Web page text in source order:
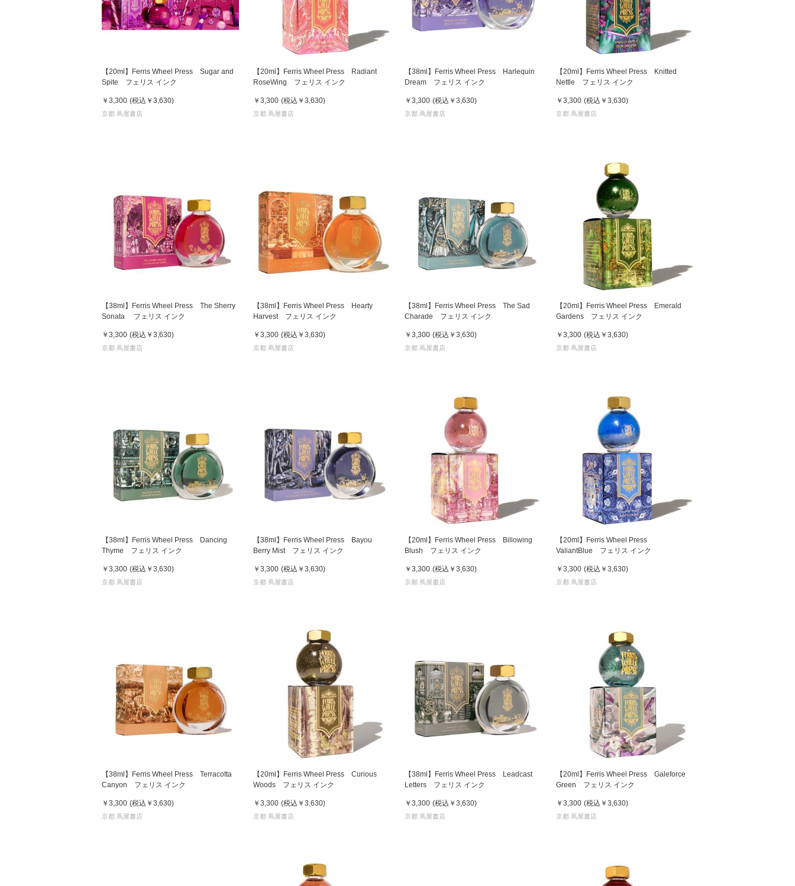
【20ml】Ferris Wheel Press Sugar and
Spite フェリス インク
￥3,300 (税込 ￥3,630)
京都 蔦屋書店
【20ml】Ferris Wheel Press Radiant
RoseWing フェリス インク
￥3,300 (税込 ￥3,630)
京都 蔦屋書店
【38ml】Ferris Wheel Press Harlequin
Dream フェリス インク
￥3,300 (税込 ￥3,630)
京都 蔦屋書店
【20ml】Ferris Wheel Press Knitted
Nettle フェリス インク
￥3,300 (税込 ￥3,630)
京都 蔦屋書店
【38ml】Ferris Wheel Press The Sherry
Sonata フェリス インク
￥3,300 (税込 ￥3,630)
京都 蔦屋書店
【38ml】Ferris Wheel Press Hearty
Harvest フェリス インク
￥3,300 (税込 ￥3,630)
京都 蔦屋書店
【38ml】Ferris Wheel Press The Sad
Charade フェリス インク
￥3,300 (税込 ￥3,630)
京都 蔦屋書店
【20ml】Ferris Wheel Press Emerald
Gardens フェリス インク
￥3,300 (税込 ￥3,630)
京都 蔦屋書店
【38ml】Ferris Wheel Press Dancing
Thyme フェリス インク
￥3,300 (税込 ￥3,630)
京都 蔦屋書店
【38ml】Ferris Wheel Press Bayou
Berry Mist フェリス インク
￥3,300 (税込 ￥3,630)
京都 蔦屋書店
【20ml】Ferris Wheel Press Billowing
Blush フェリス インク
￥3,300 (税込 ￥3,630)
京都 蔦屋書店
【20ml】Ferris Wheel Press
ValiantBlue フェリス インク
￥3,300 (税込 ￥3,630)
京都 蔦屋書店
【38ml】Ferris Wheel Press Terracotta
Canyon フェリス インク
￥3,300 (税込 ￥3,630)
京都 蔦屋書店
【20ml】Ferris Wheel Press Curious
Woods フェリス インク
￥3,300 (税込 ￥3,630)
京都 蔦屋書店
【38ml】Ferris Wheel Press Leadcast
Letters フェリス インク
￥3,300 (税込 ￥3,630)
京都 蔦屋書店
【20ml】Ferris Wheel Press Galeforce
Green フェリス インク
￥3,300 (税込 ￥3,630)
京都 蔦屋書店